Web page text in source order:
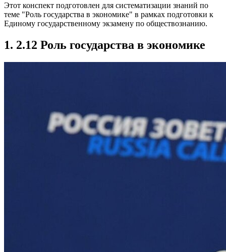
Этот конспект подготовлен для систематизации знаний по
теме "Роль государства в экономике" в рамках подготовки к
Единому государственному экзамену по обществознанию.
1. 2.12 Роль государства в экономике